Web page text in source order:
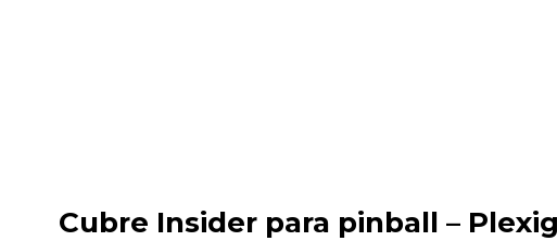
Cubre Insider para pinball –